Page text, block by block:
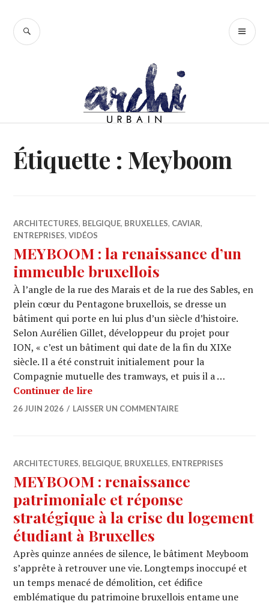
contenu
RECHERCHE
Étiquette : Meyboom
ARCHITECTURES, BELGIQUE, BRUXELLES, CAVIAR,
ENTREPRISES,VIDÉOS
MEYBOOM : la renaissance d’un
immeuble bruxellois
À l’angle de la rue des Marais et de la rue des Sables, en
plein cœur du Pentagone bruxellois, se dresse un
bâtiment qui porte en lui plus d’un siècle d’histoire.
Selon Aurélien Gillet, développeur du projet pour
ION, « c’est un bâtiment qui date de la fin du XIXe
siècle. Il a été construit initialement pour la
Compagnie mutuelle des tramways, et puis il a …
Continuer de lireMEYBOOM : la renaissance d’un
26 JUIN 2026 LAISSER UN COMMENTAIRE
ARCHITECTURES, BELGIQUE, BRUXELLES, ENTREPRISES
MEYBOOM : renaissance
patrimoniale et réponse
stratégique à la crise du logement
étudiant à Bruxelles
Après quinze années de silence, le bâtiment Meyboom
s’apprête à retrouver une vie. Longtemps inoccupé et
un temps menacé de démolition, cet édifice
emblématique du patrimoine bruxellois entame une